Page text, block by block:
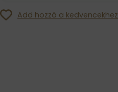
Add hozzá a kedvencekhez